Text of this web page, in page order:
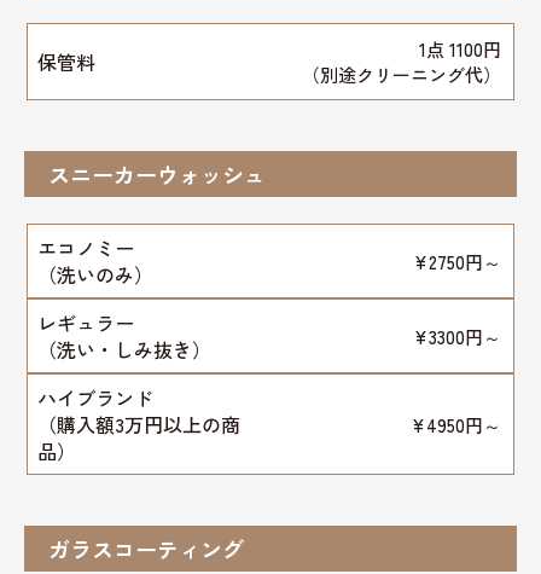
保管料
1点 1100円
（別途クリーニング代）
スニーカーウォッシュ
エコノミー
（洗いのみ）
¥2750円～
レギュラー
（洗い・しみ抜き）
¥3300円～
ハイブランド
（購入額3万円以上の商
品）
¥4950円～
ガラスコーティング